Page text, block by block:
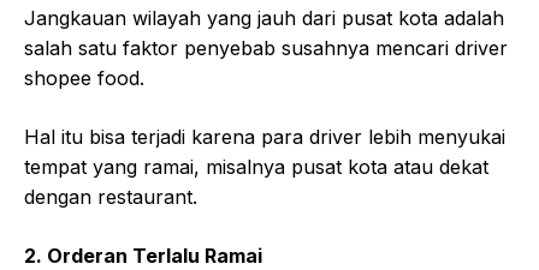
Jangkauan wilayah yang jauh dari pusat kota adalah
salah satu faktor penyebab susahnya mencari driver
shopee food.
Hal itu bisa terjadi karena para driver lebih menyukai
tempat yang ramai, misalnya pusat kota atau dekat
dengan restaurant.
2. Orderan Terlalu Ramai